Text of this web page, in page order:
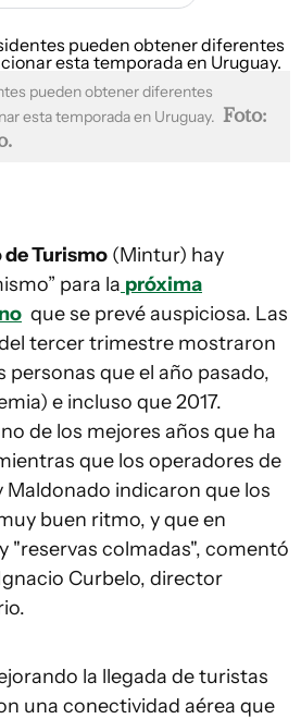
pueden obtener diferentes
esta temporada en Uruguay. Foto:
Turismo (Mintur) hay
para la próxima
que se prevé auspiciosa. Las
tercer trimestre mostraron
personas que el año pasado,
e incluso que 2017.
de los mejores años que ha
que los operadores de
Maldonado indicaron que los
buen ritmo, y que en
"reservas colmadas", comentó
Curbelo, director
la llegada de turistas
una conectividad aérea que